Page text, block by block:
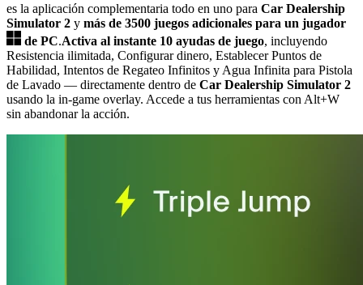
es la aplicación complementaria todo en uno para Car Dealership
Simulator 2 y más de 3500 juegos adicionales para un jugador
de PC.Activa al instante 10 ayudas de juego, incluyendo
Resistencia ilimitada, Configurar dinero, Establecer Puntos de
Habilidad, Intentos de Regateo Infinitos y Agua Infinita para Pistola
de Lavado — directamente dentro de Car Dealership Simulator 2
usando la in-game overlay. Accede a tus herramientas con Alt+W
sin abandonar la acción.